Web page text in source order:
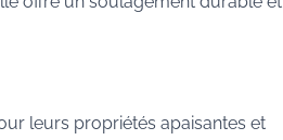
leurs propriétés apaisantes et